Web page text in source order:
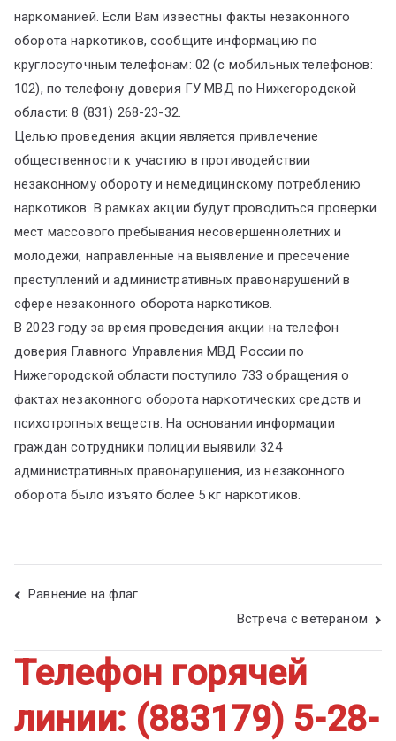
наркоманией. Если Вам известны факты незаконного
оборота наркотиков, сообщите информацию по
круглосуточным телефонам: 02 (с мобильных телефонов:
102), по телефону доверия ГУ МВД по Нижегородской
области: 8 (831) 268-23-32.
Целью проведения акции является привлечение
общественности к участию в противодействии
незаконному обороту и немедицинскому потреблению
наркотиков. В рамках акции будут проводиться проверки
мест массового пребывания несовершеннолетних и
молодежи, направленные на выявление и пресечение
преступлений и административных правонарушений в
сфере незаконного оборота наркотиков.
В 2023 году за время проведения акции на телефон
доверия Главного Управления МВД России по
Нижегородской области поступило 733 обращения о
фактах незаконного оборота наркотических средств и
психотропных веществ. На основании информации
граждан сотрудники полиции выявили 324
административных правонарушения, из незаконного
оборота было изъято более 5 кг наркотиков.
Равнение на флаг
Встреча с ветераном
Телефон горячей
линии: (883179) 5-28-